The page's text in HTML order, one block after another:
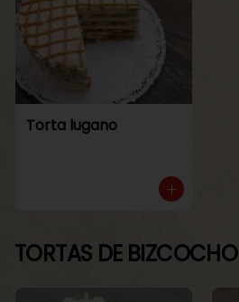
Torta lugano
TORTAS DE BIZCOCHO